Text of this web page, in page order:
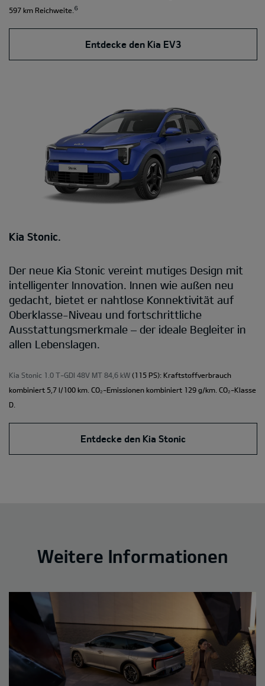
597 km Reichweite. ⁶
Entdecke den Kia EV3
Kia Stonic.
Der neue Kia Stonic vereint mutiges Design mit
intelligenter Innovation. Innen wie außen neu
gedacht, bietet er nahtlose Konnektivität auf
Oberklasse-Niveau und fortschrittliche
Ausstattungsmerkmale – der ideale Begleiter in
allen Lebenslagen.
Kia Stonic 1.0 T-GDI 48V MT 84,6 kW (115 PS): Kraftstoffverbrauch
kombiniert 5,7 l/100 km. CO₂-Emissionen kombiniert 129 g/km. CO₂-Klasse
D.
Entdecke den Kia Stonic
Weitere Informationen